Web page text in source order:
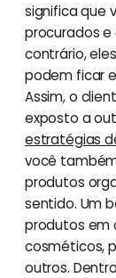
significa que
procurados e
contrário,
podem ficar
Assim, o
exposto a
estratégias
você
produtos
sentido. Um
produtos em
cosméticos,
outros.